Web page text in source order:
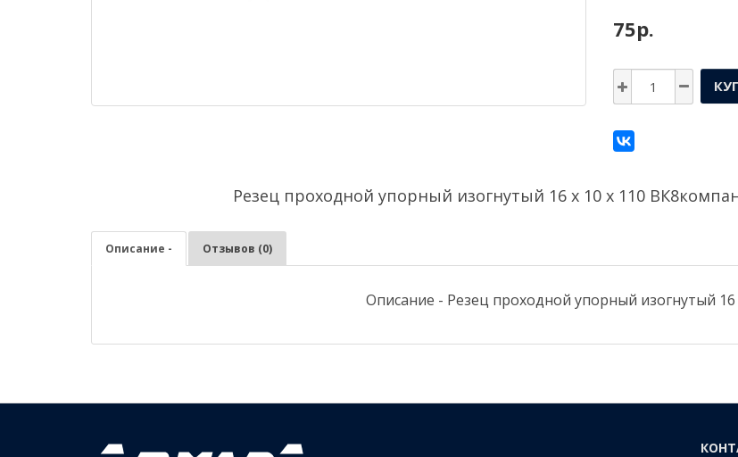
75р.
Резец проходной упорный изогнутый 16 х 10 х 110
Описание - Отзывов (0)
Описание - Резец проходной упорный изогнутый 16